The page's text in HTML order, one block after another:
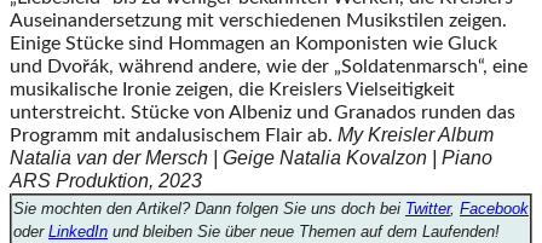
Auseinandersetzung mit verschiedenen Musikstilen zeigen.
Einige Stücke sind Hommagen an Komponisten wie Gluck
und Dvořák, während andere, wie der „Soldatenmarsch“, eine
musikalische Ironie zeigen, die Kreislers Vielseitigkeit
unterstreicht. Stücke von Albeniz und Granados runden das
Programm mit andalusischem Flair ab. My Kreisler Album
Natalia van der Mersch | Geige Natalia Kovalzon | Piano
ARS Produktion, 2023
Sie mochten den Artikel? Dann folgen Sie uns doch bei Twitter, Facebook
oder LinkedIn und bleiben Sie über neue Themen auf dem Laufenden!